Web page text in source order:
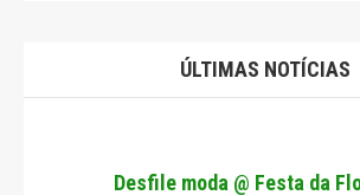
ÚLTIMAS NOTÍCIAS
Desfile moda @ Festa da